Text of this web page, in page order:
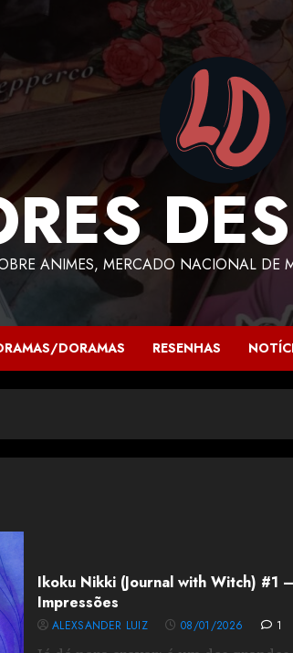
ANIMES, MERCADO NACIONAL DE
DORAMAS RESENHAS
Ikoku Nikki (Journal with Witch) #1
Impressões
ALEXSANDER LUIZ 08/01/2026 1